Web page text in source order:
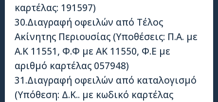
καρτέλας: 191597)
30.Διαγραφή οφειλών από Τέλος
Ακίνητης Περιουσίας (Υποθέσεις: Π.Α. με
Α.Κ 11551, Φ.Φ με ΑΚ 11550, Φ.Ε με
αριθμό καρτέλας 057948)
31.Διαγραφή οφειλών από καταλογισμό
(Υπόθεση: Δ.Κ.. με κωδικό καρτέλας